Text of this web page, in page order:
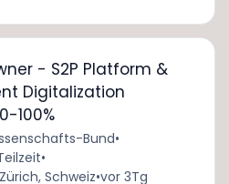
- S2P Platform &
Digitalization
100%
Bund•
•
Schweiz•vor 3Tg